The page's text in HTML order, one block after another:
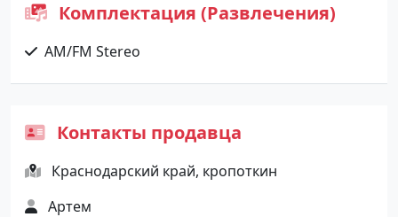
Комплектация (Развлечения)
AM/FM Stereo
Контакты продавца
Краснодарский край, кропоткин
Артем